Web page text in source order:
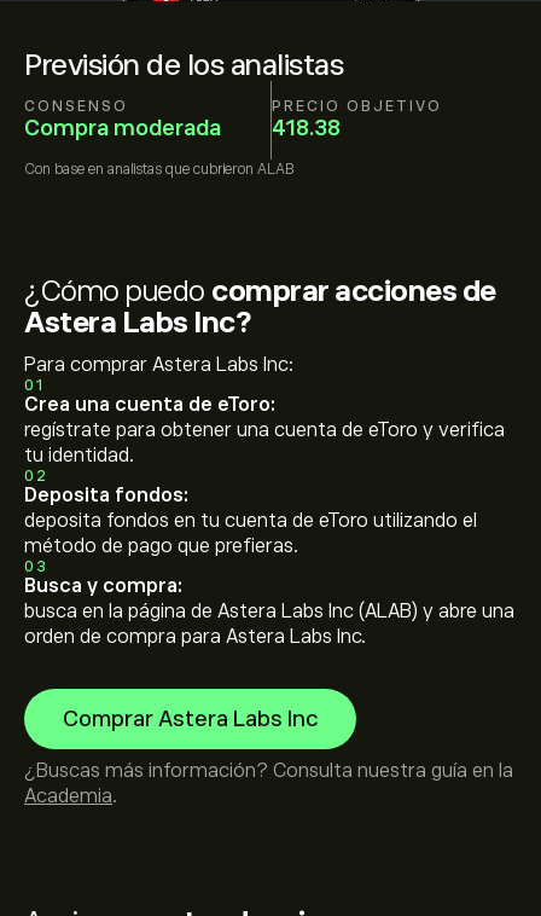
Previsión de los analistas
CONSENSO
Compra moderada
PRECIO OBJETIVO
418.38
Con base en analistas que cubrieron ALAB
¿Cómo puedo comprar acciones de
Astera Labs Inc?
Para comprar Astera Labs Inc:
01
Crea una cuenta de eToro:
regístrate para obtener una cuenta de eToro y verifica
tu identidad.
02
Deposita fondos:
deposita fondos en tu cuenta de eToro utilizando el
método de pago que prefieras.
03
Busca y compra:
busca en la página de Astera Labs Inc (ALAB) y abre una
orden de compra para Astera Labs Inc.
Comprar Astera Labs Inc
¿Buscas más información? Consulta nuestra guía en la
Academia.